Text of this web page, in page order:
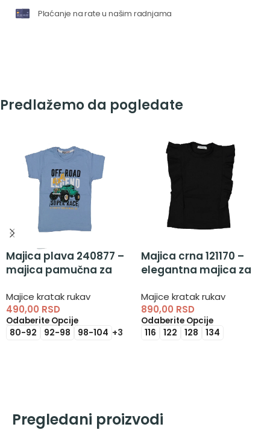
Plaćanje na rate u našim radnjama
Predlažemo da pogledate
Majica plava 240877 –
majica pamučna za
Majice kratak rukav
490,00 RSD
Odaberite Opcije
80-92 92-98 98-104 +3
Majica crna 121170 –
elegantna majica za
Majice kratak rukav
890,00 RSD
Odaberite Opcije
116 122 128 134
Pregledani proizvodi